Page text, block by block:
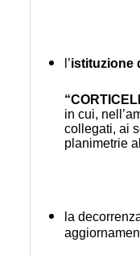
l’istituzione
in cui,
collegati, ai
planimetrie
la